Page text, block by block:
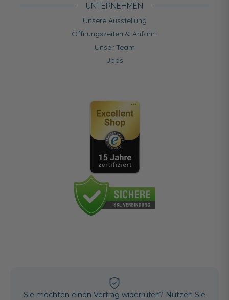
UNTERNEHMEN
Unsere Ausstellung
Öffnungszeiten & Anfahrt
Unser Team
Jobs
Sie möchten einen Vertrag widerrufen? Nutzen Sie